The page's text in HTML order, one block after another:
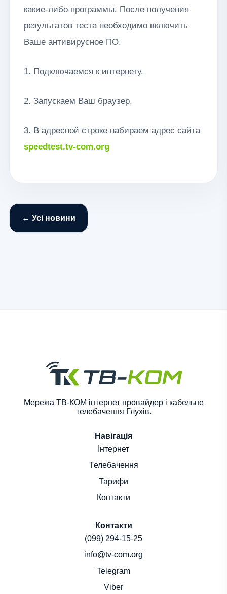
какие-либо программы. После получения
результатов теста необходимо включить
Ваше антивирусное ПО.
1. Подключаемся к интернету.
2. Запускаем Ваш браузер.
3. В адресной строке набираем адрес сайта
speedtest.tv-com.org
← Усі новини
Мережа ТВ-КОМ інтернет провайдер і кабельне
телебачення Глухів.
Навігація
Інтернет
Телебачення
Тарифи
Контакти
Контакти
(099) 294-15-25
info@tv-com.org
Telegram
Viber